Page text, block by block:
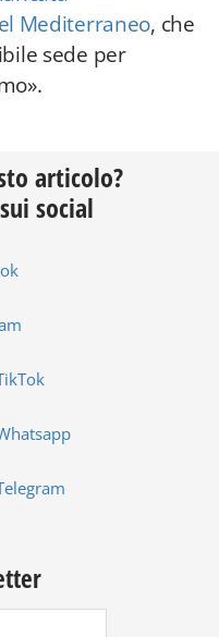
Mediterraneo, che
sede per
articolo?
social